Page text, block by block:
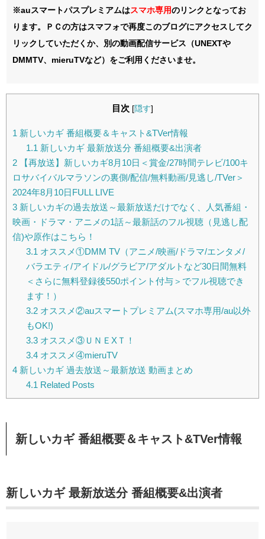
※auスマートパスプレミアムはスマホ専用のリンクとなってお
ります。ＰＣの方はスマフォで再度このブログにアクセスしてク
リックしていただくか、別の動画配信サービス（UNEXTや
DMMTV、mieruTVなど）をご利用くださいませ。
目次 [隠す]
1 新しいカギ 番組概要＆キャスト&TVer情報
1.1 新しいカギ 最新放送分 番組概要&出演者
2 【再放送】新しいカギ8月10日＜賞金/27時間テレビ/100キ
ロサバイバルマラソンの裏側/配信/無料動画/見逃し/TVer＞
2024年8月10日FULL LIVE
3 新しいカギの過去放送～最新放送だけでなく、人気番組・
映画・ドラマ・アニメの1話～最新話のフル視聴（見逃し配
信)や原作はこちら！
3.1 オススメ①DMM TV（アニメ/映画/ドラマ/エンタメ/
バラエティ/アイドル/グラビア/アダルトなど30日間無料
＜さらに無料登録後550ポイント付与＞でフル視聴でき
ます！）
3.2オススメ②auスマートプレミアム(スマホ専用/au以外
もOK!)
3.3オススメ③ＵＮＥXＴ！
3.4オススメ④mieruTV
4 新しいカギ 過去放送～最新放送 動画まとめ
4.1 Related Posts
新しいカギ 番組概要＆キャスト&TVer情報
新しいカギ 最新放送分 番組概要&出演者